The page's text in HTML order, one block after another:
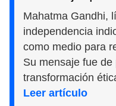
Mahatma Gandhi,
independencia
como medio para
Su mensaje fue
transformación
Leer artículo